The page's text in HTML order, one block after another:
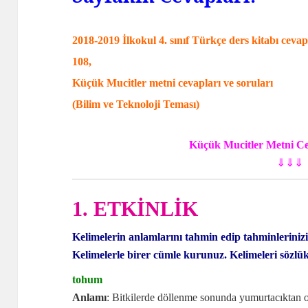
2018-2019 İlkokul 4. sınıf Türkçe ders kitabı
108,
Küçük Mucitler metni cevapları ve soruları
(Bilim ve Teknoloji Teması)
Küçük Mucitler Metni
⇓⇓⇓
1. ETKİNLİK
Kelimelerin anlamlarını tahmin edip
Kelimelerle birer cümle kurunuz. Kelimeleri
tohum
Anlamı: Bitkilerde döllenme sonunda yumurtacıktan